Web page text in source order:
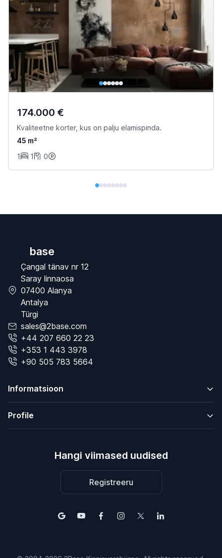
174.000 €
Kvaliteetne korter, kus on palju elamispinda.
45 m²
1
1 0
base
Çangal tänav nr 12
Saray linnaosa
07400 Alanya
Antalya
Türgi
sales@2base.com
+44 207 660 22 23
+353 1 443 3978
+90 505 783 5664
Informatsioon
Profile
Hangi viimased uudised
Registreeru